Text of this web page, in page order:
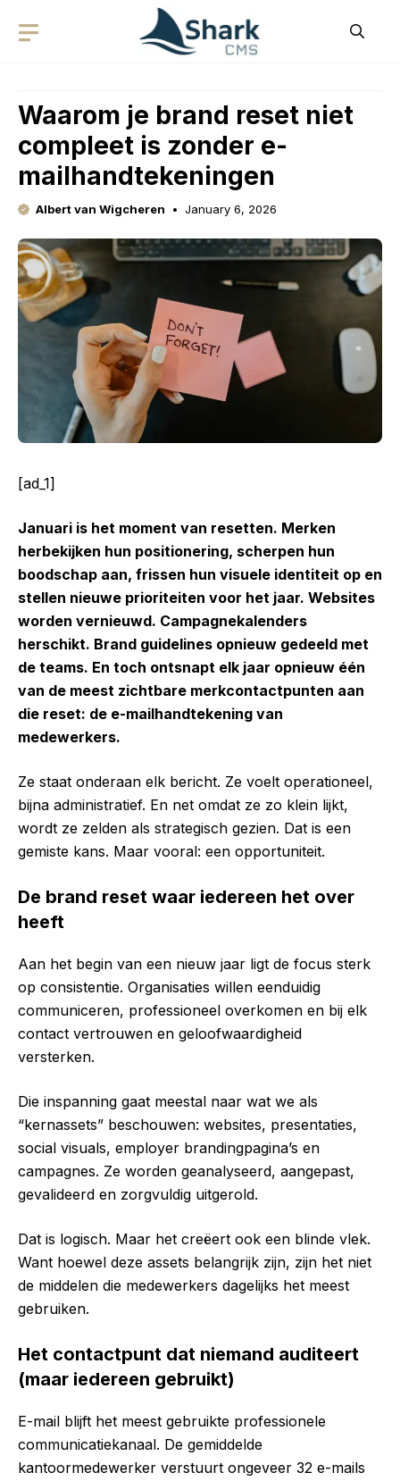
Waarom je brand reset niet
compleet is zonder e-
mailhandtekeningen
Albert van Wigcheren January 6, 2026
[ad_1]
Januari is het moment van resetten. Merken
herbekijken hun positionering, scherpen hun
boodschap aan, frissen hun visuele identiteit op en
stellen nieuwe prioriteiten voor het jaar. Websites
worden vernieuwd. Campagnekalenders
herschikt. Brand guidelines opnieuw gedeeld met
de teams. En toch ontsnapt elk jaar opnieuw één
van de meest zichtbare merkcontactpunten aan
die reset: de e-mailhandtekening van
medewerkers.
Ze staat onderaan elk bericht. Ze voelt operationeel,
bijna administratief. En net omdat ze zo klein lijkt,
wordt ze zelden als strategisch gezien. Dat is een
gemiste kans. Maar vooral: een opportuniteit.
De brand reset waar iedereen het over
heeft
Aan het begin van een nieuw jaar ligt de focus sterk
op consistentie. Organisaties willen eenduidig
communiceren, professioneel overkomen en bij elk
contact vertrouwen en geloofwaardigheid
versterken.
Die inspanning gaat meestal naar wat we als
“kernassets” beschouwen: websites, presentaties,
social visuals, employer brandingpagina’s en
campagnes. Ze worden geanalyseerd, aangepast,
gevalideerd en zorgvuldig uitgerold.
Dat is logisch. Maar het creëert ook een blinde vlek.
Want hoewel deze assets belangrijk zijn, zijn het niet
de middelen die medewerkers dagelijks het meest
gebruiken.
Het contactpunt dat niemand auditeert
(maar iedereen gebruikt)
E-mail blijft het meest gebruikte professionele
communicatiekanaal. De gemiddelde
kantoormedewerker verstuurt ongeveer 32 e-mails